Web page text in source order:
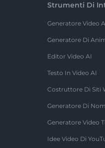
Strumenti Di
Generatore Video
Generatore Di
Editor Video AI
Testo In Video AI
Costruttore Di Siti
Generatore Di
Generatore Video
Idee Video Di